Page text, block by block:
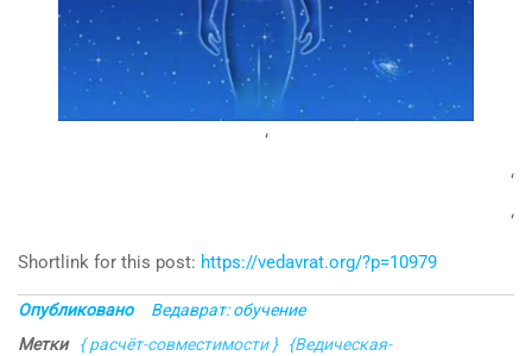
‘
‘
‘
Shortlink for this post: https://vedavrat.org/?p=10979
Опубликовано
Ведаврат: обучение
Метки
{ расчёт-совместимости }
{Ведическая-